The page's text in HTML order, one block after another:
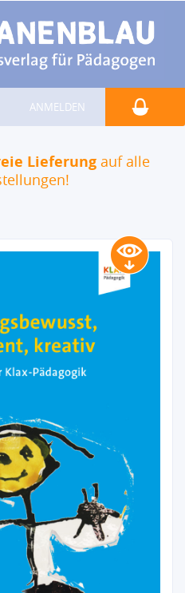
ANMELDEN
Lieferung auf alle